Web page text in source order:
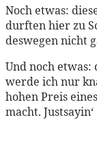
Noch etwas:
durften hier zu
deswegen nicht
Und noch etwas:
werde ich nur
hohen Preis
macht. Justsayin‘